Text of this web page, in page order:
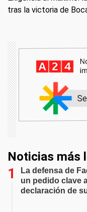
tras la victoria de
Noticias más
La defensa de
un pedido clave
declaración de